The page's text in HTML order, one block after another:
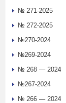
№ 271-2025
№ 272-2025
№270-2024
№269-2024
№ 268 — 2024
№267-2024
№ 266 — 2024